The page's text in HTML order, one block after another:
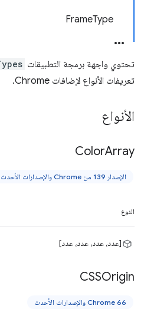
FrameType
تحتوي واجهة برمجة التطبيقات
تعريفات الأنواع لإضافات Chrome.
الأنواع
ColorArray
الإصدار 139 من Chrome والإصدارات الأحدث
النوع
[عدد، عدد، عدد، عدد]
CSSOrigin
Chrome 66 والإصدارات الأحدث